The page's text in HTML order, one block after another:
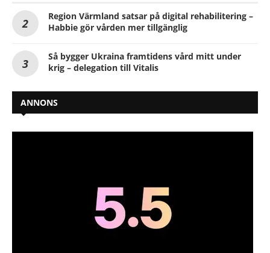
Region Värmland satsar på digital rehabilitering –
Habbie gör vården mer tillgänglig
Så bygger Ukraina framtidens vård mitt under
krig – delegation till Vitalis
ANNONS